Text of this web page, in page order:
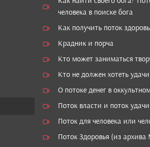
человека в поиске бога
Как получить поток
Крадник и порча
Кто может заниматься
Кто не должен хотеть удачи
О потоке денег в
Поток власти и поток удачи
Поток для человека или
Поток Здоровья (из